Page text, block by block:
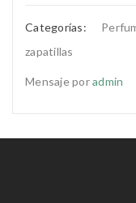
Categorías:
zapatillas
Mensaje poradmin